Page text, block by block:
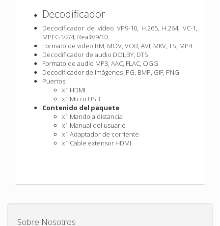
Decodificador
Decodificador de vídeo VP9-10, H.265, H.264, VC-1,
MPEG1/2/4, Real8/9/10
Formato de video RM, MOV, VOB, AVI, MKV, TS, MP4
Decodificador de audio DOLBY, DTS
Formato de audio MP3, AAC, FLAC, OGG
Decodificador de imágenes JPG, BMP, GIF, PNG
Puertos
x1 HDMI
x1 Micro USB
Contenido del paquete
x1 Mando a distancia
x1 Manual del usuario
x1 Adaptador de corriente
x1 Cable extensor HDMI
Sobre Nosotros